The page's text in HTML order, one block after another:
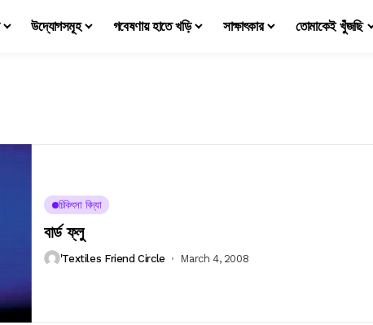
উদ্যোগসমূহ গবেষণায় হাতে খড়ি সাক্ষাৎকার তোমাকেই খুঁজছি
চিকিৎসা বিদ্যা
বার্ড ফ্লু
'Textiles Friend Circle March 4, 2008